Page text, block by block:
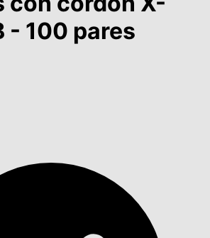
- 100 pares